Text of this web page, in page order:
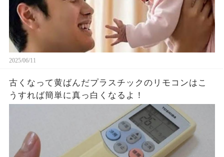
2025/06/11
古くなって黄ばんだプラスチックのリモコンはこ
うすれば簡単に真っ白くなるよ！